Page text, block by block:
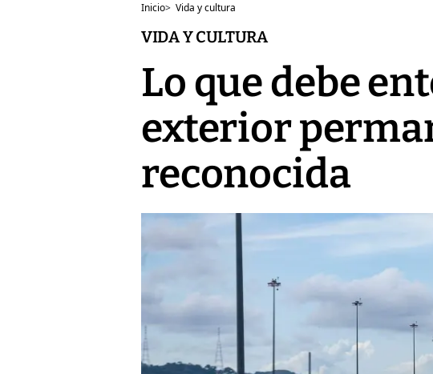
Inicio> Vida y cultura
VIDA Y CULTURA
Lo que debe
exterior
reconocida